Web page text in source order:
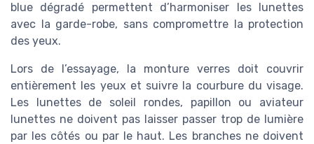
blue dégradé permettent d’harmoniser les lunettes
avec la garde-robe, sans compromettre la protection
des yeux.
Lors de l’essayage, la monture verres doit couvrir
entièrement les yeux et suivre la courbure du visage.
Les lunettes de soleil rondes, papillon ou aviateur
lunettes ne doivent pas laisser passer trop de lumière
par les côtés ou par le haut. Les branches ne doivent